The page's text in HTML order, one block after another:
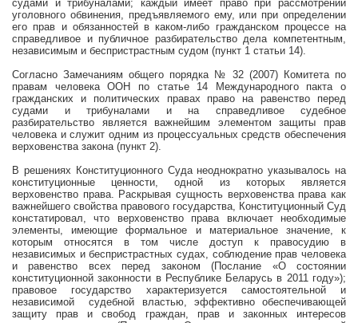
судами и трибуналами; каждый имеет право при рассмотрении
уголовного обвинения, предъявляемого ему, или при определении
его прав и обязанностей в каком-либо гражданском процессе на
справедливое и публичное разбирательство дела компетентным,
независимым и беспристрастным судом (пункт 1 статьи 14).
Согласно Замечаниям общего порядка № 32 (2007) Комитета по
правам человека ООН по статье 14 Международного пакта о
гражданских и политических правах право на равенство перед
судами и трибуналами и на справедливое судебное
разбирательство является важнейшим элементом защиты прав
человека и служит одним из процессуальных средств обеспечения
верховенства закона (пункт 2).
В решениях Конституционного Суда неоднократно указывалось на
конституционные ценности, одной из которых является
верховенство права. Раскрывая сущность верховенства права как
важнейшего свойства правового государства, Конституционный Суд
констатировал, что верховенство права включает необходимые
элементы, имеющие формальное и материальное значение, к
которым относятся в том числе доступ к правосудию в
независимых и беспристрастных судах, соблюдение прав человека
и равенство всех перед законом (Послание «О состоянии
конституционной законности в Республике Беларусь в 2011 году»);
правовое государство характеризуется самостоятельной и
независимой
судебной властью, эффективно обеспечивающей
защиту прав и свобод граждан, прав и законных интересов